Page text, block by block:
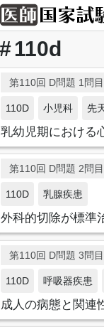
110d
第110回 D問題 1問
110D 小児科 先
乳幼児期における
第110回 D問題 2問
110D 乳腺疾患
外科的切除が標準
第110回 D問題 3問
110D 呼吸器疾患
成人の病態と関連